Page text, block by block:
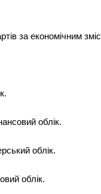
за економічним
облік.
облік.
облік.